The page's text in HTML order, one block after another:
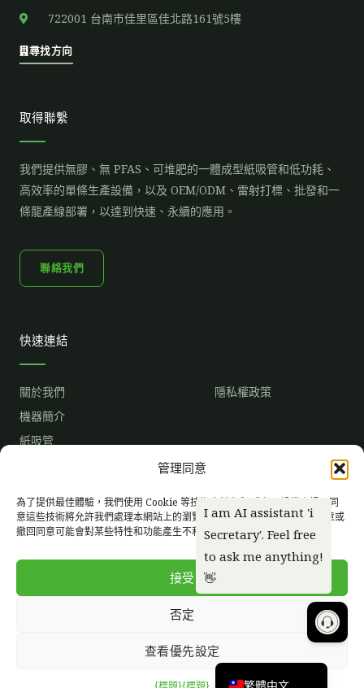
管理同意
為了提供最佳體驗，我們使用 Cookie 等技術來儲存和/或存取設備資訊。同
意這些技術將允許我們處理本網站上的瀏覽行為或唯一 ID 等資料。不同意或
撤回同意可能會對某些特性和功能產生不利影響。
接受
否定
查看優先設定
722001 台南市佳里區佳北路161號5樓
尋找方向
取得聯繫
我們提供無膠、無 PFAS、可堆肥的一體成型紙吸管和低功耗、
高效率的單條生產設備，以及 OEM/ODM、雷射打標、批發和一
條龍產線部署，以達到快速、永續的應用。
聯絡我們
快速連結
關於我們
機器簡介
紙吸管
隱私權政策
臉 I
s
g
Y
u
b
版權所有 © SINCE 2012~2026台灣旺萊生技股份有限公司
振禾
繁體中文